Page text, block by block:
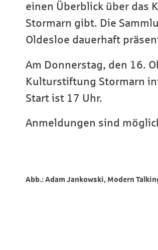
einen Überblick über das
Stormarn gibt. Die
Oldesloe dauerhaft
Am Donnerstag, den 16.
Kulturstiftung Stormarn
Start ist 17 Uhr.
Anmeldungen sind
Abb.: Adam Jankowski, Modern